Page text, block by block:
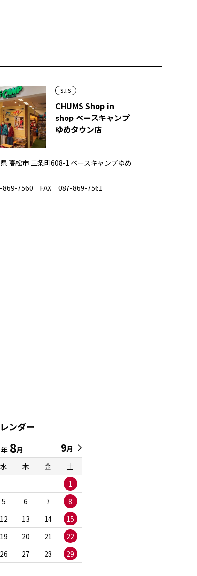
S.I.S
CHUMS Shop in
shop ベースキャンプ
ゆめタウン店
高松市 三条町608-1 ベースキャンプゆめ
7560 FAX 087-869-7561
ンダー
8月 9月
水 木 金
土
1
5 6 7
8
12 13 14
15
19 20 21
22
26 27 28
29